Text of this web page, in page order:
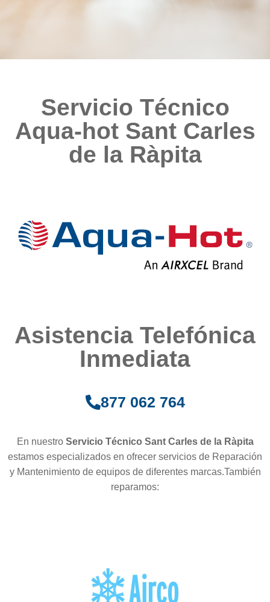
Servicio Técnico
Aqua-hot Sant Carles
de la Ràpita
Asistencia Telefónica
Inmediata
877 062 764
En nuestro Servicio Técnico Sant Carles de la Ràpita
estamos especializados en ofrecer servicios de Reparación
y Mantenimiento de equipos de diferentes marcas.También
reparamos: